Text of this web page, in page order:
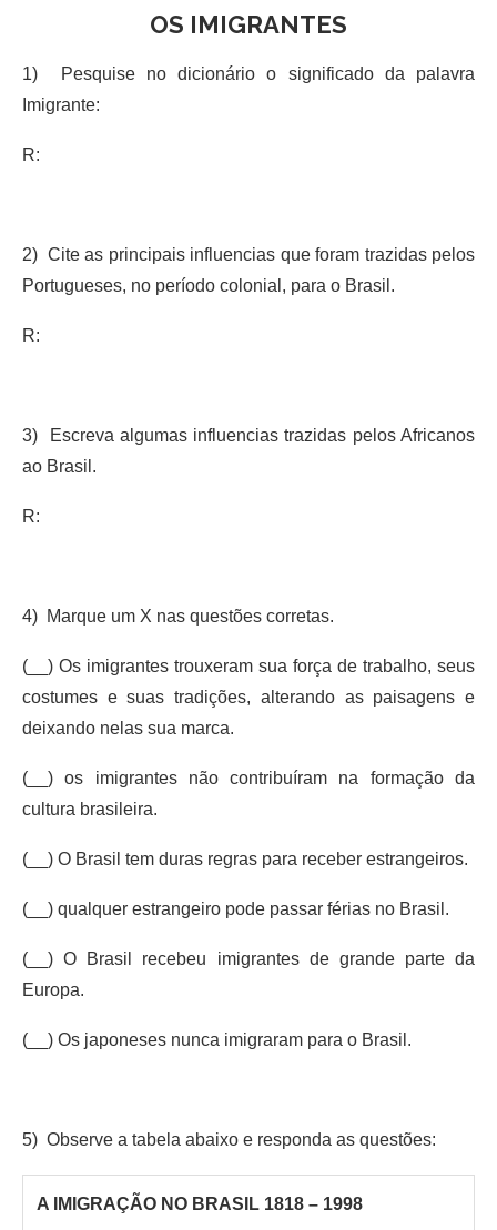
OS IMIGRANTES
1) Pesquise no dicionário o significado da palavra
Imigrante:
R:
2) Cite as principais influencias que foram trazidas pelos
Portugueses, no período colonial, para o Brasil.
R:
3) Escreva algumas influencias trazidas pelos Africanos
ao Brasil.
R:
4) Marque um X nas questões corretas.
(__) Os imigrantes trouxeram sua força de trabalho, seus
costumes e suas tradições, alterando as paisagens e
deixando nelas sua marca.
(__) os imigrantes não contribuíram na formação da
cultura brasileira.
(__) O Brasil tem duras regras para receber estrangeiros.
(__) qualquer estrangeiro pode passar férias no Brasil.
(__) O Brasil recebeu imigrantes de grande parte da
Europa.
(__) Os japoneses nunca imigraram para o Brasil.
5) Observe a tabela abaixo e responda as questões:
A IMIGRAÇÃO NO BRASIL 1818 – 1998